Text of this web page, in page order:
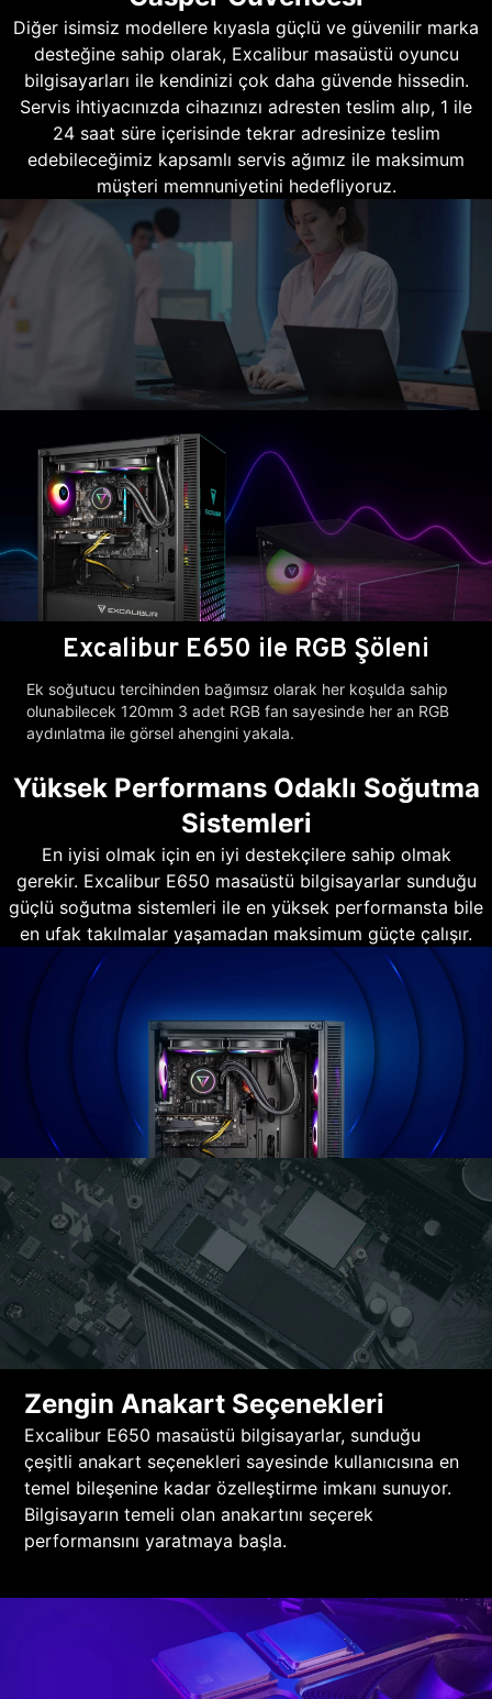
Diğer isimsiz modellere kıyasla güçlü ve güvenilir marka
desteğine sahip olarak, Excalibur masaüstü oyuncu
bilgisayarları ile kendinizi çok daha güvende hissedin.
Servis ihtiyacınızda cihazınızı adresten teslim alıp, 1 ile
24 saat süre içerisinde tekrar adresinize teslim
edebileceğimiz kapsamlı servis ağımız ile maksimum
müşteri memnuniyetini hedefliyoruz.
Excalibur E650 ile RGB Şöleni
Ek soğutucu tercihinden bağımsız olarak her koşulda sahip
olunabilecek 120mm 3 adet RGB fan sayesinde her an RGB
aydınlatma ile görsel ahengini yakala.
Yüksek Performans Odaklı Soğutma
Sistemleri
En iyisi olmak için en iyi destekçilere sahip olmak
gerekir. Excalibur E650 masaüstü bilgisayarlar sunduğu
güçlü soğutma sistemleri ile en yüksek performansta bile
en ufak takılmalar yaşamadan maksimum güçte çalışır.
Zengin Anakart Seçenekleri
Excalibur E650 masaüstü bilgisayarlar, sunduğu
çeşitli anakart seçenekleri sayesinde kullanıcısına en
temel bileşenine kadar özelleştirme imkanı sunuyor.
Bilgisayarın temeli olan anakartını seçerek
performansını yaratmaya başla.